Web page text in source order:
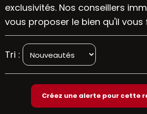
exclusivités. Nos conseillers
vous proposer le bien qu'il vous
Tri :